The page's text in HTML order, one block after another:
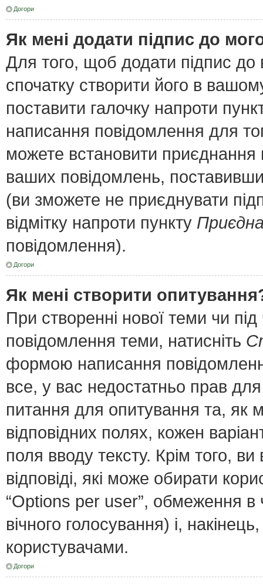
Догори
Як мені додати підпис до
Для того, щоб додати підпис
спочатку створити його в
поставити галочку напроти
написання повідомлення для
можете встановити приєднання
ваших повідомлень, поставивши
(ви зможете не приєднувати
відмітку напроти пункту
повідомлення).
Догори
Як мені створити
При створенні нової теми чи
повідомлення теми, натисніть
формою написання
все, у вас недостатньо прав
питання для опитування та, як
відповідних полях, кожен
поля вводу тексту. Крім того, ви
відповіді, які може обирати
“Options per user”, обмеження в
вічного голосування) і,
користувачами.
Догори